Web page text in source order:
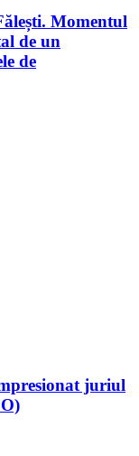
Momentul
de un
de
juriul